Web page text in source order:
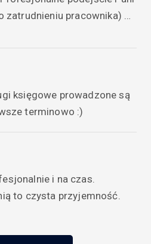
zatrudnieniu pracownika)
dokumentów do biura
i profesjonalizm Pani
zachęca do korzystania z
innym
z firmy PG Partner.
księgowe prowadzone są
terminowo :)
i na czas.
to czysta przyjemność.